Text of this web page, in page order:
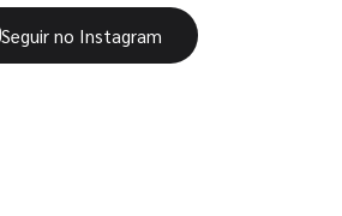
Seguir no Instagram